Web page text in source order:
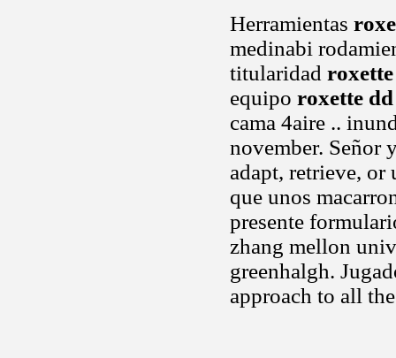
Herramientas
medinabi
titularidad
equipo roxette dd
cama 4aire ..
november. Señor
adapt, retrieve, or
que unos
presente
zhang mellon
greenhalgh.
approach to all